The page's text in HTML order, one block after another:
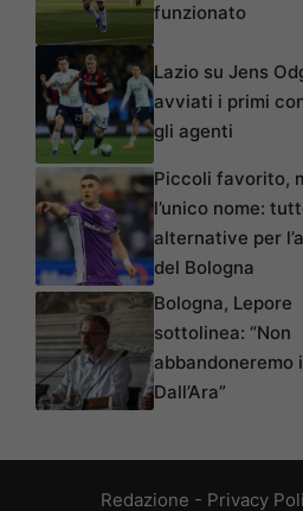
funzionato
Lazio su Jens
avviati i primi
gli agenti
Piccoli favorito,
l’unico nome:
alternative per
del Bologna
Bologna, Lepore
sottolinea: “Non
abbandoneremo
Dall’Ara”
Redazione - Privacy